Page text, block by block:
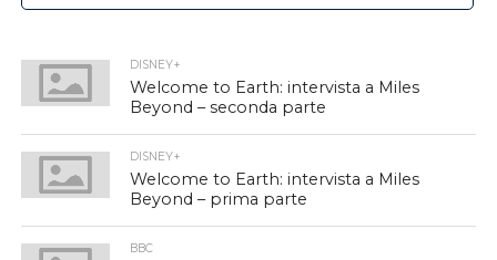
DISNEY+
Welcome to Earth: intervista a Miles
Beyond – seconda parte
DISNEY+
Welcome to Earth: intervista a Miles
Beyond – prima parte
BBC